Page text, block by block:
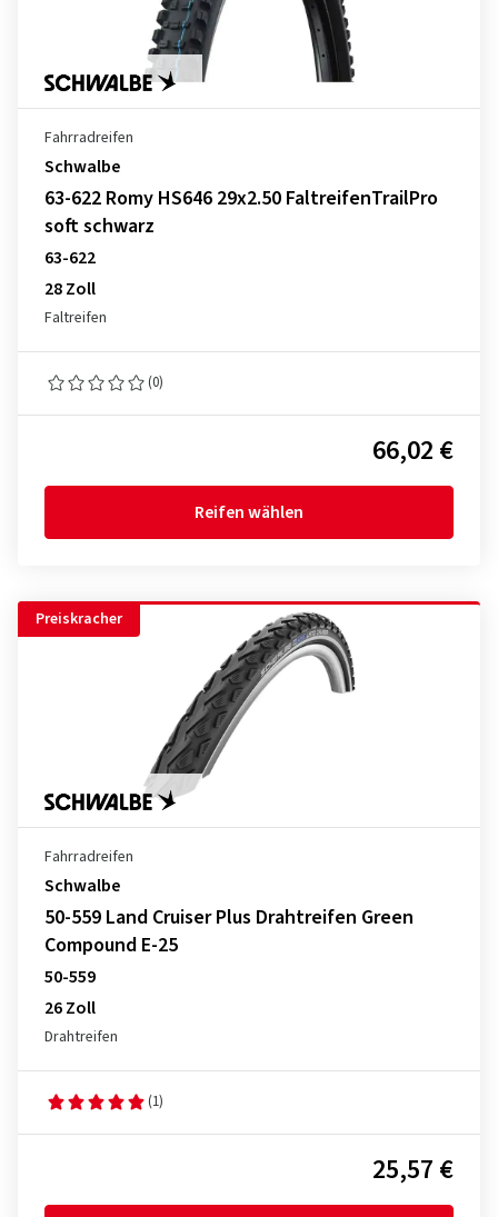
Fahrradreifen
Schwalbe
63-622 Romy HS646 29x2.50 FaltreifenTrailPro
soft schwarz
63-622
28 Zoll
Faltreifen
(0)
66,02 €
Reifen wählen
Preiskracher
Fahrradreifen
Schwalbe
50-559 Land Cruiser Plus Drahtreifen Green
Compound E-25
50-559
26 Zoll
Drahtreifen
(1)
25,57 €